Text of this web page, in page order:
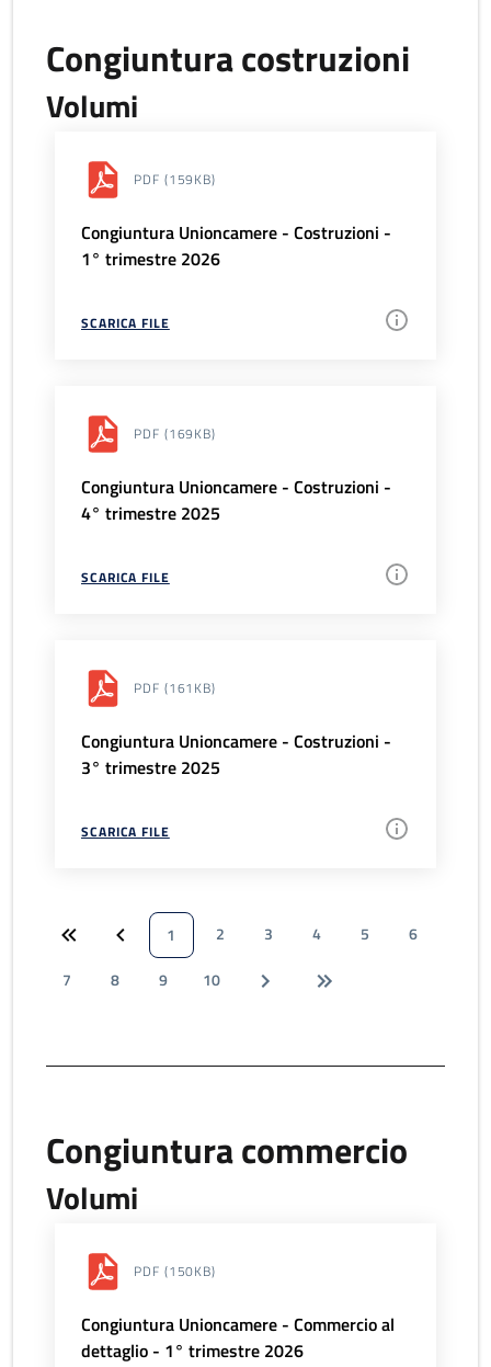
Congiuntura costruzioni
Volumi
PDF (159KB)
Congiuntura Unioncamere - Costruzioni -
1° trimestre 2026
SCARICA FILE
PDF (169KB)
Congiuntura Unioncamere - Costruzioni -
4° trimestre 2025
SCARICA FILE
PDF (161KB)
Congiuntura Unioncamere - Costruzioni -
3° trimestre 2025
SCARICA FILE
1 2 3 4 5
6
7
8 9 10
Congiuntura commercio
Volumi
PDF (150KB)
Congiuntura Unioncamere - Commercio al
dettaglio - 1° trimestre 2026